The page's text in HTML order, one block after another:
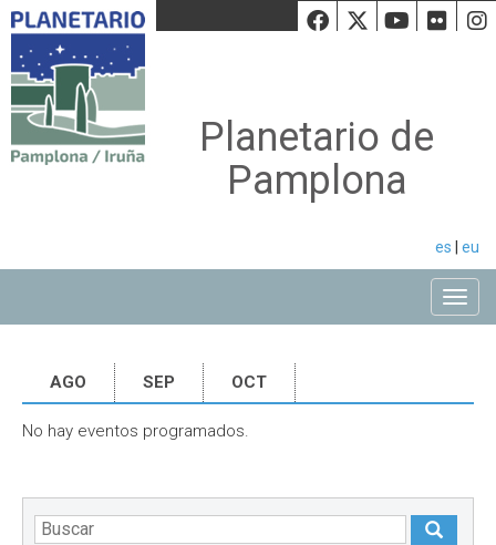
Facebook
Twiiter
Planetario de
Pamplona
es eu
AGO SEP OCT
No hay eventos programados.